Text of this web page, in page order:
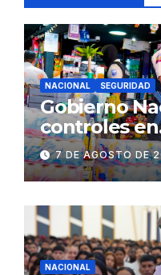
NACIONAL SEGURIDAD
Gobierno
controles en
públicos de
operativos
comerciales
7 DE AGOSTO DE
NACIONAL